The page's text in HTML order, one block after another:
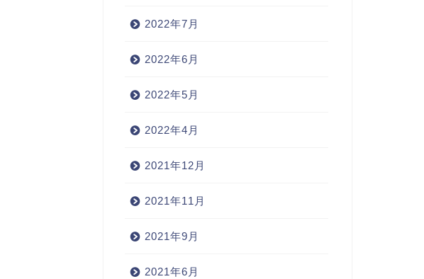
2022年7月
2022年6月
2022年5月
2022年4月
2021年12月
2021年11月
2021年9月
2021年6月